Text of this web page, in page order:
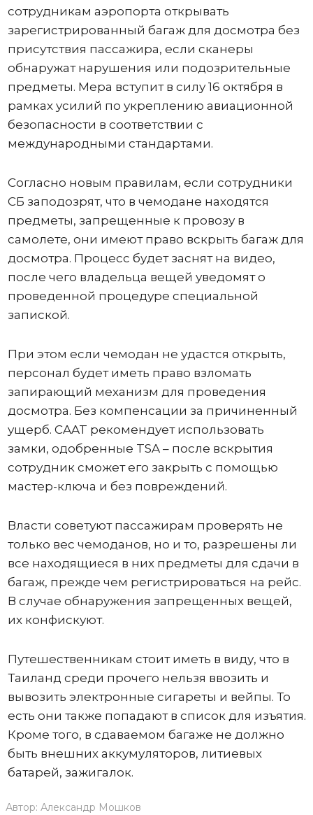
сотрудникам аэропорта открывать
зарегистрированный багаж для досмотра без
присутствия пассажира, если сканеры
обнаружат нарушения или подозрительные
предметы. Мера вступит в силу 16 октября в
рамках усилий по укреплению авиационной
безопасности в соответствии с
международными стандартами.
Согласно новым правилам, если сотрудники
СБ заподозрят, что в чемодане ​​находятся
предметы, запрещенные к провозу в
самолете, они имеют право вскрыть багаж для
досмотра. Процесс будет заснят на видео,
после чего владельца вещей уведомят о
проведенной процедуре специальной
запиской.
При этом если чемодан не удастся открыть,
персонал будет иметь право взломать
запирающий механизм для проведения
досмотра. Без компенсации за причиненный
ущерб. CAAT рекомендует использовать
замки, одобренные TSA – после вскрытия
сотрудник сможет его закрыть с помощью
мастер-ключа и без повреждений.
Власти советуют пассажирам проверять не
только вес чемоданов, но и то, разрешены ли
все находящиеся в них предметы для сдачи в
багаж, прежде чем регистрироваться на рейс.
В случае обнаружения запрещенных вещей,
их конфискуют.
Путешественникам стоит иметь в виду, что в
Таиланд среди прочего нельзя ввозить и
вывозить электронные сигареты и вейпы. То
есть они также попадают в список для изъятия.
Кроме того, в сдаваемом багаже не должно
быть внешних аккумуляторов, литиевых
батарей, зажигалок.
Автор: Александр Мошков